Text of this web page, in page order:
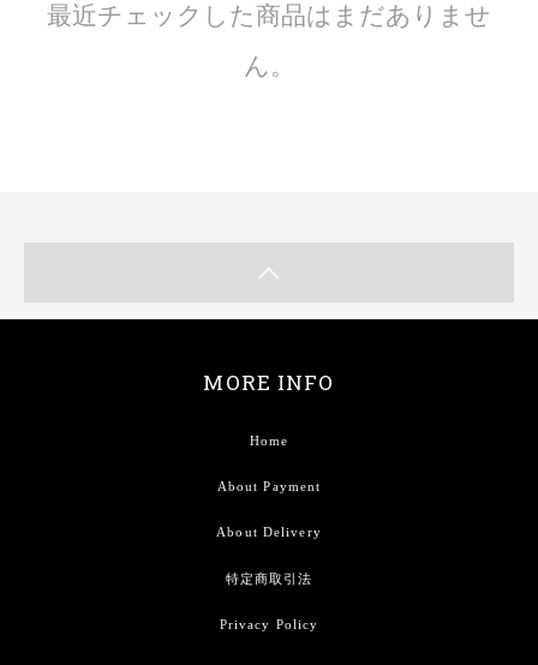
最近チェックした商品はまだありませ
ん。
MORE INFO
Home
About Payment
About Delivery
特定商取引法
Privacy Policy